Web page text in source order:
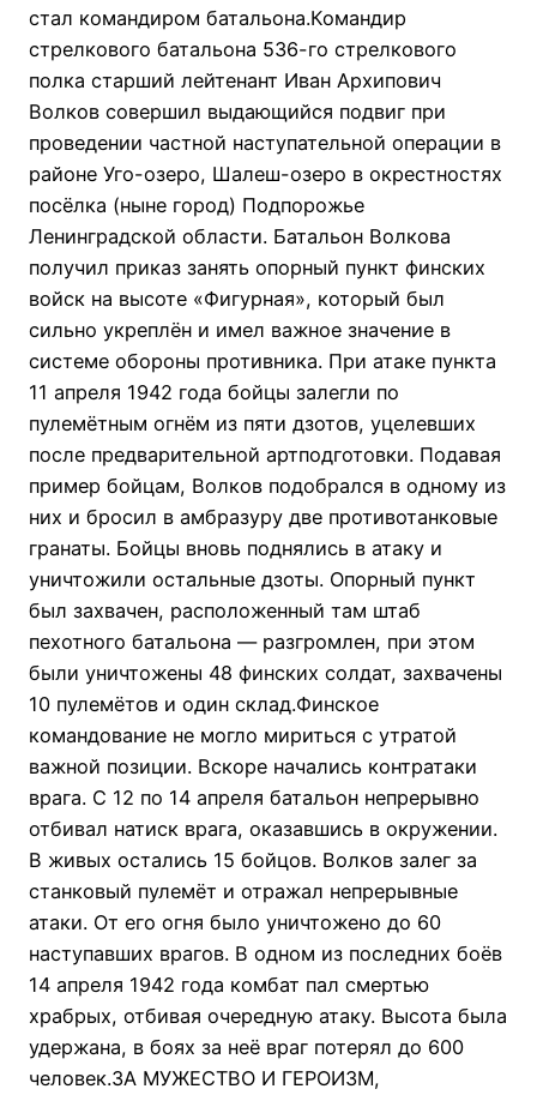
стал командиром батальона.Командир
стрелкового батальона 536-го стрелкового
полка старший лейтенант Иван Архипович
Волков совершил выдающийся подвиг при
проведении частной наступательной операции в
районе Уго-озеро, Шалеш-озеро в окрестностях
посёлка (ныне город) Подпорожье
Ленинградской области. Батальон Волкова
получил приказ занять опорный пункт финских
войск на высоте «Фигурная», который был
сильно укреплён и имел важное значение в
системе обороны противника. При атаке пункта
11 апреля 1942 года бойцы залегли по
пулемётным огнём из пяти дзотов, уцелевших
после предварительной артподготовки. Подавая
пример бойцам, Волков подобрался в одному из
них и бросил в амбразуру две противотанковые
гранаты. Бойцы вновь поднялись в атаку и
уничтожили остальные дзоты. Опорный пункт
был захвачен, расположенный там штаб
пехотного батальона — разгромлен, при этом
были уничтожены 48 финских солдат, захвачены
10 пулемётов и один склад.Финское
командование не могло мириться с утратой
важной позиции. Вскоре начались контратаки
врага. С 12 по 14 апреля батальон непрерывно
отбивал натиск врага, оказавшись в окружении.
В живых остались 15 бойцов. Волков залег за
станковый пулемёт и отражал непрерывные
атаки. От его огня было уничтожено до 60
наступавших врагов. В одном из последних боёв
14 апреля 1942 года комбат пал смертью
храбрых, отбивая очередную атаку. Высота была
удержана, в боях за неё враг потерял до 600
человек.ЗА МУЖЕСТВО И ГЕРОИЗМ,